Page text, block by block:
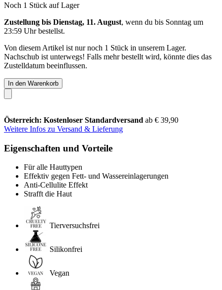
Noch 1 Stück auf Lager
Zustellung bis Dienstag, 11. August, wenn du bis Sonntag um
23:59 Uhrbestellst.
Von diesem Artikel ist nur noch 1 Stück in unserem Lager.
Nachschub ist unterwegs! Falls mehr bestellt wird, könnte dies das
Zustelldatum beeinflussen.
In den Warenkorb
Österreich: Kostenloser Standardversand ab € 39,90
Weitere Infos zu Versand & Lieferung
Eigenschaften und Vorteile
Für alle Hauttypen
Effektiv gegen Fett- und Wassereinlagerungen
Anti-Cellulite Effekt
Strafft die Haut
Tierversuchsfrei
Silikonfrei
Vegan